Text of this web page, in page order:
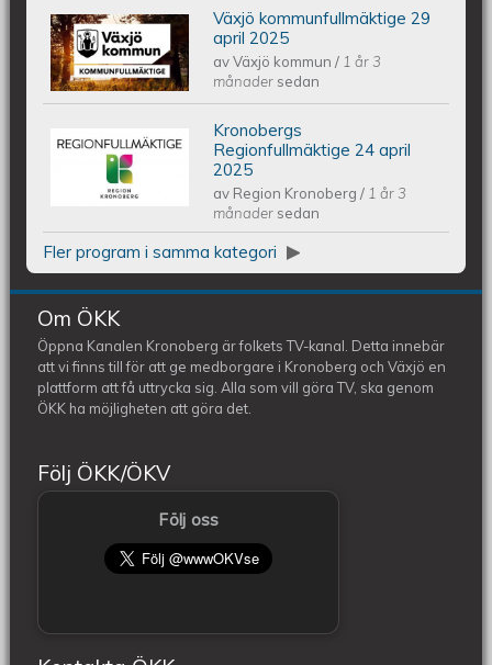
Växjös kommunfullmäktige 29 april
2025
Växjö kommunfullmäktige 29
april 2025
avVäxjö kommun/ 1 år 3
månader sedan
Kronobergs regionfullmäktige 24
april 2025
Kronobergs
Regionfullmäktige 24 april
2025
av Region Kronoberg/ 1 år 3
månader sedan
Fler program i samma kategori
Om ÖKK
Öppna Kanalen Kronoberg är folkets TV-kanal. Detta innebär
att vi finns till för att ge medborgare i Kronoberg och Växjö en
plattform att få uttrycka sig. Alla som vill göra TV, ska genom
ÖKK ha möjligheten att göra det.
Följ ÖKK/ÖKV
Följ oss